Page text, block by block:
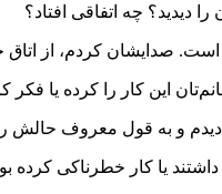
دیدید؟ چه اتفاقی افتاد؟
صدایشان کردم، از
این کار را کرده یا فکر
دیدم و به قول معروف حالش
داشتند یا کار خطرناکی